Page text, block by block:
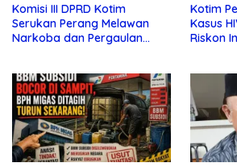
Komisi III DPRD Kotim
Serukan Perang Melawan
Narkoba dan Pergaulan
Kotim
Kasus
Riskon